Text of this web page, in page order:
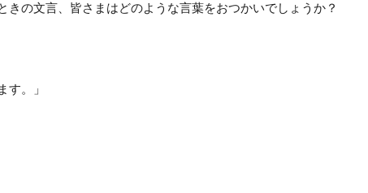
きの文言、皆さまはどのような言葉をおつかいでしょうか？
す。」